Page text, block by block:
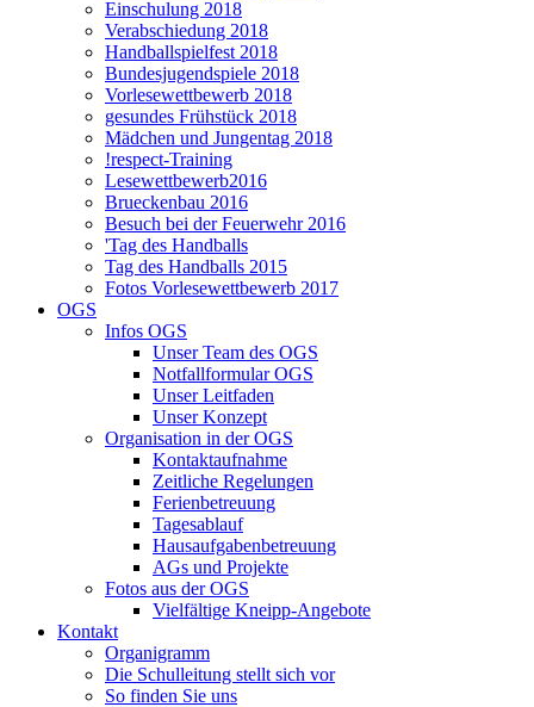
Einschulung 2018
Verabschiedung 2018
Handballspielfest 2018
Bundesjugendspiele 2018
Vorlesewettbewerb 2018
gesundes Frühstück 2018
Mädchen und Jungentag 2018
!respect-Training
Lesewettbewerb2016
Brueckenbau 2016
Besuch bei der Feuerwehr 2016
'Tag des Handballs
Tag des Handballs 2015
Fotos Vorlesewettbewerb 2017
OGS
Infos OGS
Unser Team des OGS
Notfallformular OGS
Unser Leitfaden
Unser Konzept
Organisation in der OGS
Kontaktaufnahme
Zeitliche Regelungen
Ferienbetreuung
Tagesablauf
Hausaufgabenbetreuung
AGs und Projekte
Fotos aus der OGS
Vielfältige Kneipp-Angebote
Kontakt
Organigramm
Die Schulleitung stellt sich vor
So finden Sie uns